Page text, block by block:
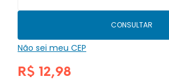
CONSULTAR
Não sei meu CEP
R$ 12,98